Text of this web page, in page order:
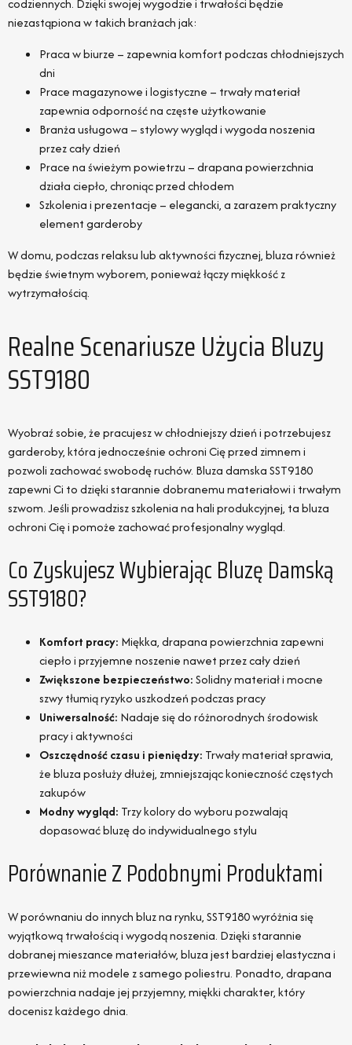
codziennych. Dzięki swojej wygodzie i trwałości będzie
niezastąpiona w takich branżach jak:
Praca w biurze – zapewnia komfort podczas chłodniejszych
dni
Prace magazynowe i logistyczne – trwały materiał
zapewnia odporność na częste użytkowanie
Branża usługowa – stylowy wygląd i wygoda noszenia
przez cały dzień
Prace na świeżym powietrzu – drapana powierzchnia
działa ciepło, chroniąc przed chłodem
Szkolenia i prezentacje – elegancki, a zarazem praktyczny
element garderoby
W domu, podczas relaksu lub aktywności fizycznej, bluza również
będzie świetnym wyborem, ponieważ łączy miękkość z
wytrzymałością.
Realne Scenariusze Użycia Bluzy
SST9180
Wyobraź sobie, że pracujesz w chłodniejszy dzień i potrzebujesz
garderoby, która jednocześnie ochroni Cię przed zimnem i
pozwoli zachować swobodę ruchów. Bluza damska SST9180
zapewni Ci to dzięki starannie dobranemu materiałowi i trwałym
szwom. Jeśli prowadzisz szkolenia na hali produkcyjnej, ta bluza
ochroni Cię i pomoże zachować profesjonalny wygląd.
Co Zyskujesz Wybierając Bluzę Damską
SST9180?
Komfort pracy: Miękka, drapana powierzchnia zapewni
ciepło i przyjemne noszenie nawet przez cały dzień
Zwiększone bezpieczeństwo:Solidny materiał i mocne
szwy tłumią ryzyko uszkodzeń podczas pracy
Uniwersalność: Nadaje się do różnorodnych środowisk
pracy i aktywności
Oszczędność czasu i pieniędzy: Trwały materiał sprawia,
że bluza posłuży dłużej, zmniejszając konieczność częstych
zakupów
Modny wygląd: Trzy kolory do wyboru pozwalają
dopasować bluzę do indywidualnego stylu
Porównanie Z Podobnymi Produktami
W porównaniu do innych bluz na rynku, SST9180 wyróżnia się
wyjątkową trwałością i wygodą noszenia. Dzięki starannie
dobranej mieszance materiałów, bluza jest bardziej elastyczna i
przewiewna niż modele z samego poliestru. Ponadto, drapana
powierzchnia nadaje jej przyjemny, miękki charakter, który
docenisz każdego dnia.